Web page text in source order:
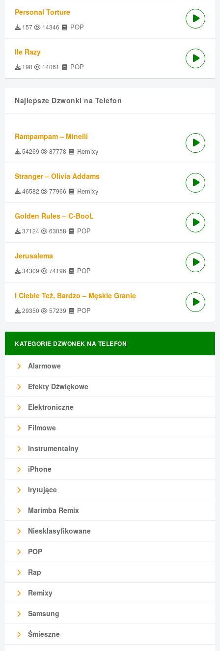
Personal Torture
157 14346 POP
Ile Razy
198 14061 POP
Najlepsze Dzwonki na Telefon
Rampampam – Minelli
54269 87778 Remixy
Stranger – Olivia Addams
46582 77966 Remixy
Golden Rules – C-BooL
37124 63058 POP
Jerusalema
34309 74196 POP
I Ciebie Też, Bardzo – Męskie Granie
29350 57239 POP
KATEGORIE DZWONEK NA TELEFON
Alarmowe
Efekty Dźwiękowe
Elektroniczne
Filmowe
Instrumentalny
iPhone
Irytujące
Marimba Remix
Niesklasyfikowane
POP
Rap
Remixy
Samsung
Śmieszne